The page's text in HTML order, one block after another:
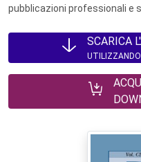
pubblicazioni professionali e
SCARICA